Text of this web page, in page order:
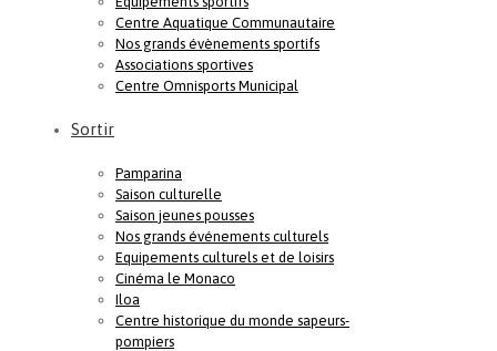
Centre Aquatique Communautaire
Nos grands évènements sportifs
Associations sportives
Centre Omnisports Municipal
Sortir
Pamparina
Saison culturelle
Saison jeunes pousses
Nos grands événements culturels
Equipements culturels et de loisirs
Cinéma le Monaco
Iloa
Centre historique du monde sapeurs-
pompiers